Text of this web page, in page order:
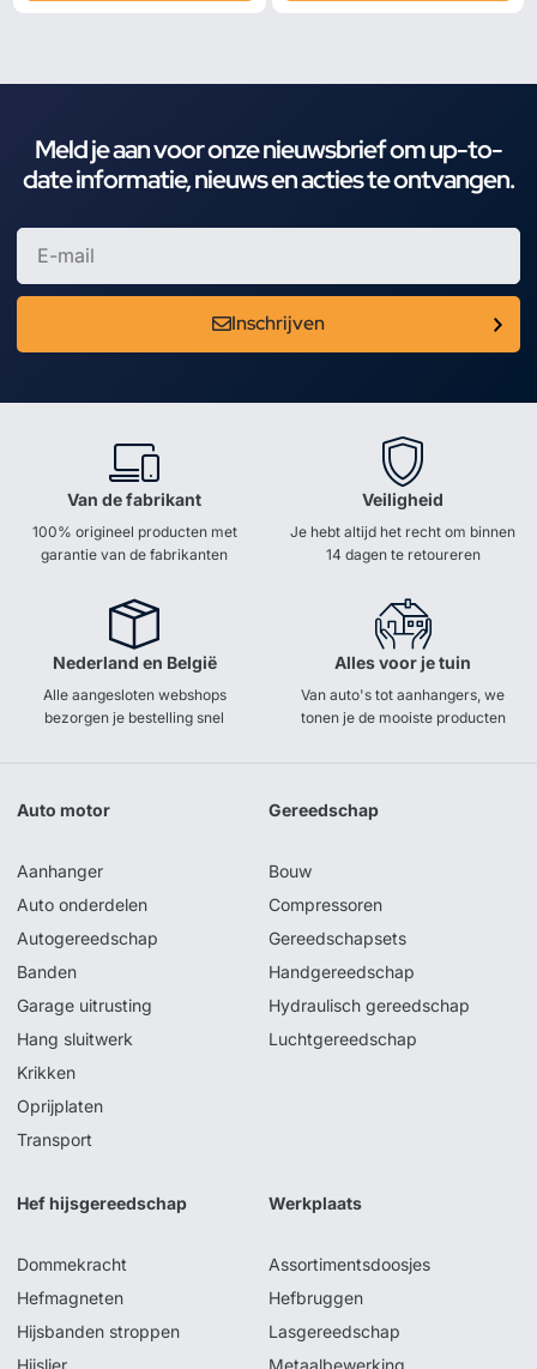
Meld je aan voor onze nieuwsbrief om up-to-
date informatie, nieuws en acties te ontvangen.
Inschrijven
Van de fabrikant
100% origineel producten met
garantie van de fabrikanten
Veiligheid
Je hebt altijd het recht om binnen
14 dagen te retoureren
Nederland en België
Alle aangesloten webshops
bezorgen je bestelling snel
Alles voor je tuin
Van auto's tot aanhangers, we
tonen je de mooiste producten
Auto motor
Aanhanger
Auto onderdelen
Autogereedschap
Banden
Garage uitrusting
Hang sluitwerk
Krikken
Oprijplaten
Transport
Gereedschap
Bouw
Compressoren
Gereedschapsets
Handgereedschap
Hydraulisch gereedschap
Luchtgereedschap
Hef hijsgereedschap
Dommekracht
Hefmagneten
Hijsbanden stroppen
Hijslier
Werkplaats
Assortimentsdoosjes
Hefbruggen
Lasgereedschap
Metaalbewerking